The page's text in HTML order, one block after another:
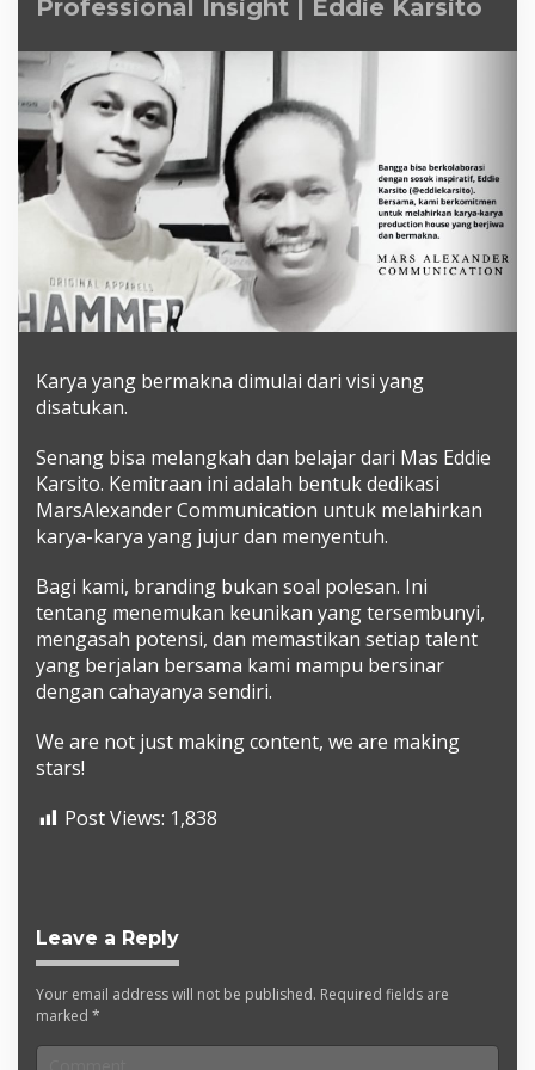
|
Eddie
Karsito
Professional Insight | Eddie Karsito
​Karya yang bermakna dimulai dari visi yang
disatukan.​
Senang bisa melangkah dan belajar dari Mas Eddie
Karsito. Kemitraan ini adalah bentuk dedikasi
MarsAlexander Communication untuk melahirkan
karya-karya yang jujur dan menyentuh.
​Bagi kami, branding bukan soal polesan. Ini
tentang menemukan keunikan yang tersembunyi,
mengasah potensi, dan memastikan setiap talent
yang berjalan bersama kami mampu bersinar
dengan cahayanya sendiri.
We are not just making content, we are making
stars!
Post Views: 1,838
Leave a Reply
Your email address will not be published. Required fields are
marked *